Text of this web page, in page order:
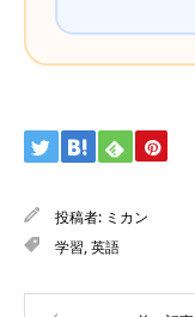
投稿者: ミカン
学習,英語